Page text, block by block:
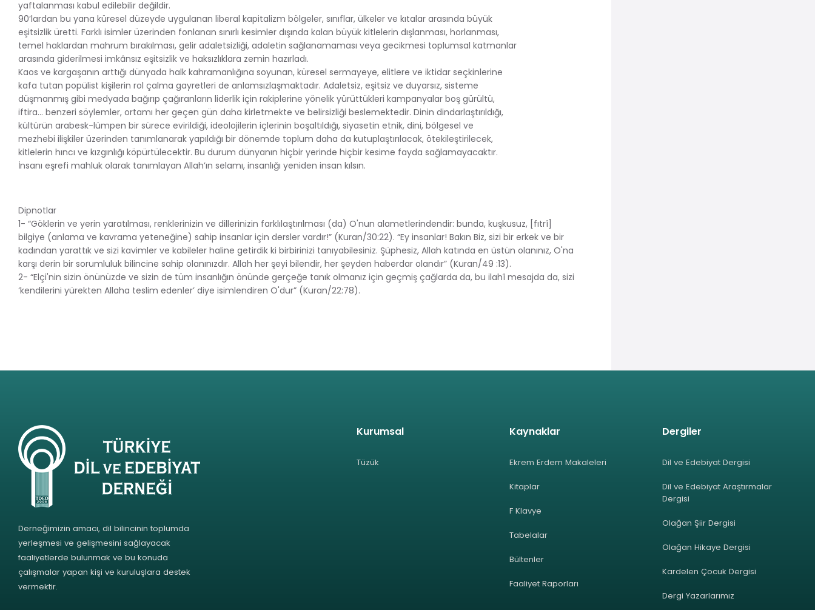
yaftalanması kabul edilebilir değildir.
90’lardan bu yana küresel düzeyde uygulanan liberal kapitalizm bölgeler, sınıflar, ülkeler ve kıtalar arasında büyük
eşitsizlik üretti. Farklı isimler üzerinden fonlanan sınırlı kesimler dışında kalan büyük kitlelerin dışlanması, horlanması,
temel haklardan mahrum bırakılması, gelir adaletsizliği, adaletin sağlanamaması veya gecikmesi toplumsal katmanlar
arasında giderilmesi imkânsız eşitsizlik ve haksızlıklara zemin hazırladı.
Kaos ve kargaşanın arttığı dünyada halk kahramanlığına soyunan, küresel sermayeye, elitlere ve iktidar seçkinlerine
kafa tutan popülist kişilerin rol çalma gayretleri de anlamsızlaşmaktadır. Adaletsiz, eşitsiz ve duyarsız, sisteme
düşmanmış gibi medyada bağırıp çağıranların liderlik için rakiplerine yönelik yürüttükleri kampanyalar boş gürültü,
iftira… benzeri söylemler, ortamı her geçen gün daha kirletmekte ve belirsizliği beslemektedir. Dinin dindarlaştırıldığı,
kültürün arabesk-lümpen bir sürece evirildiği, ideolojilerin içlerinin boşaltıldığı, siyasetin etnik, dini, bölgesel ve
mezhebi ilişkiler üzerinden tanımlanarak yapıldığı bir dönemde toplum daha da kutuplaştırılacak, ötekileştirilecek,
kitlelerin hıncı ve kızgınlığı köpürtülecektir. Bu durum dünyanın hiçbir yerinde hiçbir kesime fayda sağlamayacaktır.
İnsanı eşrefi mahluk olarak tanımlayan Allah’ın selamı, insanlığı yeniden insan kılsın.
Dipnotlar
1- “Göklerin ve yerin yaratılması, renklerinizin ve dillerinizin farklılaştırılması (da) O'nun alametlerindendir: bunda, kuşkusuz, [fıtrî]
bilgiye (anlama ve kavrama yeteneğine) sahip insanlar için dersler vardır!” (Kuran/30:22). “Ey insanlar! Bakın Biz, sizi bir erkek ve bir
kadından yarattık ve sizi kavimler ve kabileler haline getirdik ki birbirinizi tanıyabilesiniz. Şüphesiz, Allah katında en üstün olanınız, O'na
karşı derin bir sorumluluk bilincine sahip olanınızdır. Allah her şeyi bilendir, her şeyden haberdar olandır” (Kuran/49 :13).
2- “Elçi'nin sizin önünüzde ve sizin de tüm insanlığın önünde gerçeğe tanık olmanız için geçmiş çağlarda da, bu ilahî mesajda da, sizi
‘kendilerini yürekten Allaha teslim edenler’ diye isimlendiren O'dur” (Kuran/22:78).
Derneğimizin amacı, dil bilincinin toplumda
yerleşmesi ve gelişmesini sağlayacak
faaliyetlerde bulunmak ve bu konuda
çalışmalar yapan kişi ve kuruluşlara destek
vermektir.
Kurumsal
Tüzük
Kaynaklar
Ekrem Erdem Makaleleri
Kitaplar
F Klavye
Tabelalar
Bültenler
Faaliyet Raporları
Dergiler
Dil ve Edebiyat Dergisi
Dil ve Edebiyat Araştırmalar
Dergisi
Olağan Şiir Dergisi
Olağan Hikaye Dergisi
Kardelen Çocuk Dergisi
Dergi Yazarlarımız